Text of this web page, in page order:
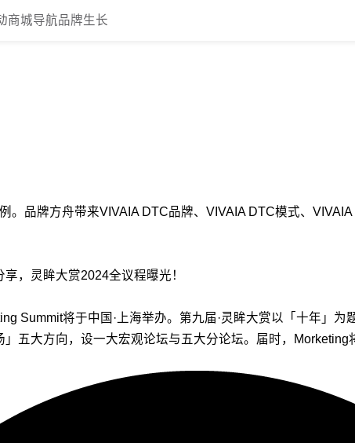
商城导航品牌生长
。品牌方舟带来VIVAIA DTC品牌、VIVAIA DTC模式、
，灵眸大赏2024全议程曝光！
Summit将于中国·上海举办。第九届·灵眸大赏以「十年
五大方向，设一大宏观论坛与五大分论坛。届时，